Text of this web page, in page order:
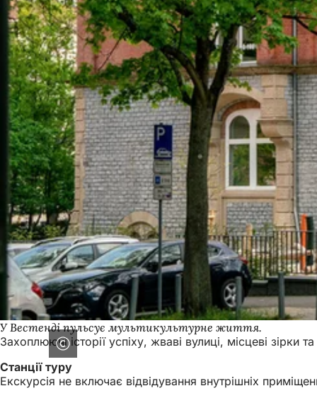
У Вестенді пульсує мультикультурне життя.
Захоплюючі історії успіху, жваві вулиці, місцеві
Станції туру
Екскурсія не включає відвідування внутрішніх